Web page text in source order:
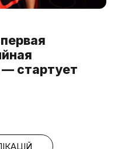
— стартует